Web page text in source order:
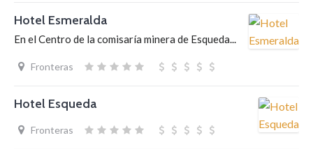
Hotel Esmeralda
En el Centro de la comisaría minera de Esqueda...
Fronteras
Hotel Esqueda
Fronteras